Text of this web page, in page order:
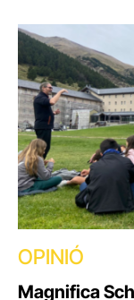
OPINIÓ
Magnifica